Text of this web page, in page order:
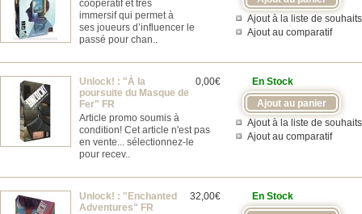
Ajout à la liste de souhaits
Ajout au comparatif
coopératif et très
immersif qui permet à
ses joueurs d’influencer le
passé pour chan..
En Stock
Ajout à la liste de souhaits
Ajout au comparatif
0,00€
Unlock! : "À la
poursuite du Masque de
Fer" FR
Article promo soumis à
condition! Cet article n'est pas
en vente... sélectionnez-le
pour recev..
En Stock
32,00€
Unlock! : "Enchanted
Adventures" FR